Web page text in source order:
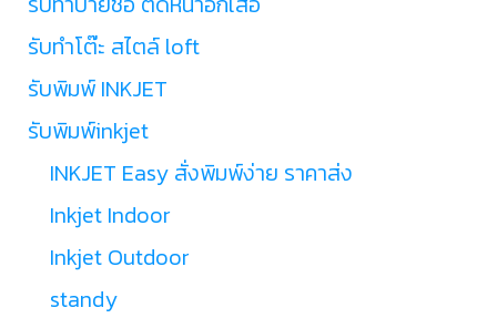
รับทำโต๊ะ สไตล์ loft
รับพิมพ์ INKJET
รับพิมพ์inkjet
INKJET Easy สั่งพิมพ์ง่าย ราคาส่ง
Inkjet Indoor
Inkjet Outdoor
standy